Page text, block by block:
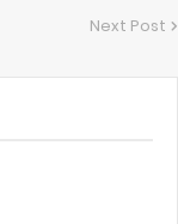
Next Post